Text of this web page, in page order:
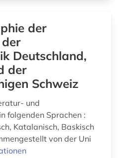
(1)
der
Deutschland,
der
Schweiz
und
folgenden Sprachen :
Katalanisch, Baskisch
von der Uni